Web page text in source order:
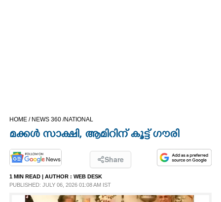
CINEMA
OPINION
PHOTOS
HOME / NEWS 360 /NATIONAL
മക്കൾ സാക്ഷി,​ ആമിറിന് കൂട്ട് ഗൗരി
Share
1 MIN READ | AUTHOR : WEB DESK
PUBLISHED: JULY 06, 2026 01:08 AM IST